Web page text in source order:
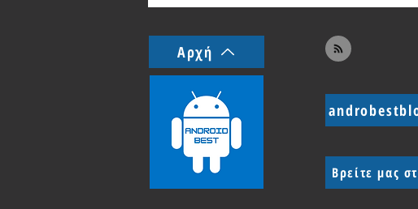
Αρχή
Βρείτε μας